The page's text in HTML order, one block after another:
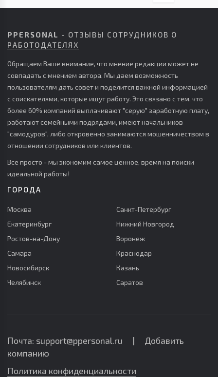
PPERSONAL - ОТЗЫВЫ СОТРУДНИКОВ О
РАБОТОДАТЕЛЯХ
Обращаем Ваше внимание, что мнение редакции может не
совпадать с мнением автора. Мы даем возможность
пользователям дать совет и поделится важной информацией
с соискателями, которые ищут работу. Это связано с тем, что
более 60% компаний выплачивают "серую" заработную плату,
работают семейными подрядами, имеют начальников
"самодуров", либо откровенно занимаются мошенничеством в
отношении сотрудников или клиентов.
Все просто - мы экономим самое ценное, время на поиски
идеальной работы!
ГОРОДА
Москва
Санкт-Петербург
Екатеринбург
Нижний Новгород
Ростов-на-Дону
Воронеж
Самара
Краснодар
Новосибирск
Казань
Челябинск
Саратов
Почта: support@ppersonal.ru | Добавить
компанию
Политика конфиденциальности